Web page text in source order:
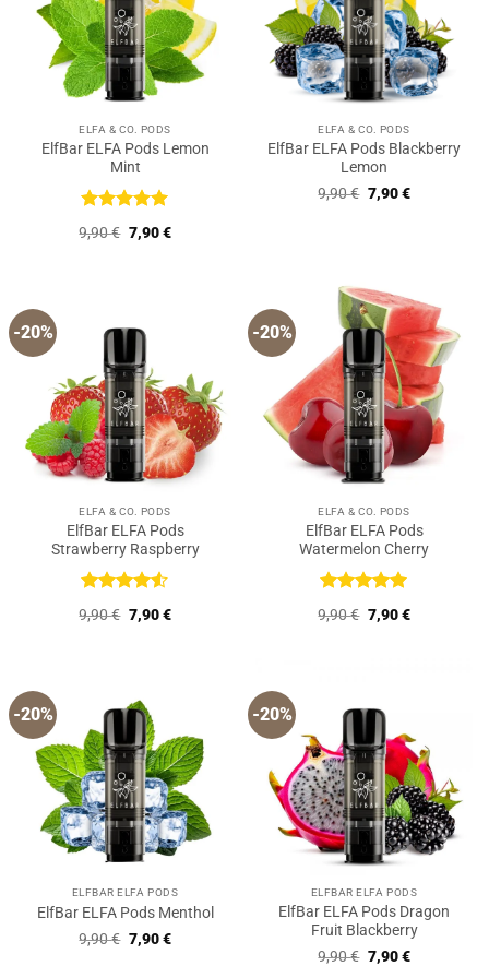
ELFA & CO. PODS
ElfBar ELFA Pods Lemon
Mint
Bewertet
mit 5 von
9,90€ Ursprünglicher
Preis
7,90€Aktueller
ELFA & CO. PODS
ElfBar ELFA Pods Blackberry
Lemon
9,90€ Ursprünglicher
Preis
7,90€Aktueller
-20%
ELFA & CO. PODS
ElfBar ELFA Pods
Strawberry Raspberry
Bewertet
mit 4.5
9,90€ Ursprünglicher
Preis
7,90€Aktueller
-20%
ELFA & CO. PODS
ElfBar ELFA Pods
Watermelon Cherry
Bewertet
mit 5 von
9,90€ Ursprünglicher
Preis
7,90€Aktueller
-20%
ELFBAR ELFA PODS
ElfBar ELFA Pods Menthol
9,90€ Ursprünglicher
Preis
7,90€Aktueller
-20%
ELFBAR ELFA PODS
ElfBar ELFA Pods Dragon
Fruit Blackberry
9,90€ Ursprünglicher
Preis
7,90€Aktueller